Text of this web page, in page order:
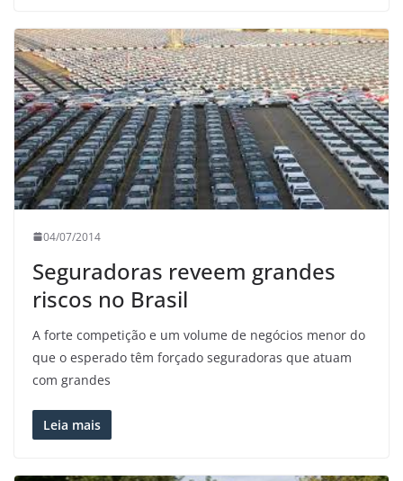
04/07/2014
Seguradoras reveem grandes
riscos no Brasil
A forte competição e um volume de negócios menor do
que o esperado têm forçado seguradoras que atuam
com grandes
Leia mais